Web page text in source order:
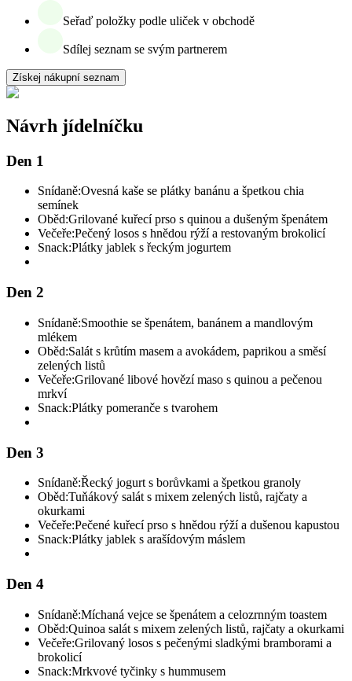
Seřaď položky podle uliček v obchodě
Sdílej seznam se svým partnerem
Získej nákupní seznam
Návrh jídelníčku
Den 1
Snídaně:Ovesná kaše se plátky banánu a špetkou chia
semínek
Oběd:Grilované kuřecí prso s quinou a dušeným špenátem
Večeře:Pečený losos s hnědou rýží a restovaným brokolicí
Snack:Plátky jablek s řeckým jogurtem
Den 2
Snídaně:Smoothie se špenátem, banánem a mandlovým
mlékem
Oběd:Salát s krůtím masem a avokádem, paprikou a směsí
zelených listů
Večeře:Grilované libové hovězí maso s quinou a pečenou
mrkví
Snack:Plátky pomeranče s tvarohem
Den 3
Snídaně:Řecký jogurt s borůvkami a špetkou granoly
Oběd:Tuňákový salát s mixem zelených listů, rajčaty a
okurkami
Večeře:Pečené kuřecí prso s hnědou rýží a dušenou kapustou
Snack:Plátky jablek s arašídovým máslem
Den 4
Snídaně:Míchaná vejce se špenátem a celozrnným toastem
Oběd:Quinoa salát s mixem zelených listů, rajčaty a okurkami
Večeře:Grilovaný losos s pečenými sladkými bramborami a
brokolicí
Snack:Mrkvové tyčinky s hummusem